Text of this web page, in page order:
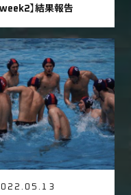
week2】結果報告